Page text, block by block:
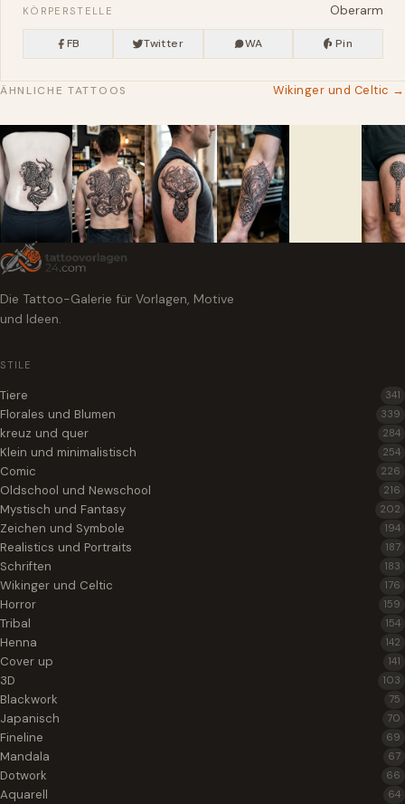
KÖRPERSTELLE Oberarm
FB Twitter WA Pin
ÄHNLICHE TATTOOS Wikinger und Celtic →
Die Tattoo-Galerie für Vorlagen, Motive
und Ideen.
STILE
Tiere 341
Florales und Blumen 339
kreuz und quer 284
Klein und minimalistisch 254
Comic 226
Oldschool und Newschool 216
Mystisch und Fantasy 202
Zeichen und Symbole 194
Realistics und Portraits 187
Schriften 183
Wikinger und Celtic 176
Horror 159
Tribal 154
Henna 142
Cover up 141
3D 103
Blackwork 75
Japanisch 70
Fineline 69
Mandala 67
Dotwork 66
Aquarell 64